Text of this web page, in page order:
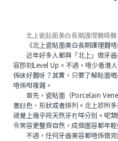
北上瓷貼面美白長期護理難唔難
《北上瓷貼面美白長期護理難唔
近年好多人都興「北上」做牙齒
容即刻Level Up。不過，唔少香港
係咪好難呀？其實，只要了解貼面
唔係咁複雜。
首先，瓷貼面（Porcelain
善顔色、形狀或者排列。北上診所
視覺上幾乎同天然牙冇咩分別。呢
令笑容更整齊自然，成個面容都年輕
不過，任何牙齒美容都唔係做完